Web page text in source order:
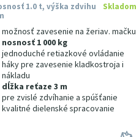
1.0 t, výška zdvihu
možnosť zavesenie na žeriav. mačku
nosnosť 1 000 kg
jednoduché retiazkové ovládanie
háky pre zavesenie kladkostroja i
nákladu
dĺžka reťaze 3 m
pre zvislé zdvíhanie a spúšťanie
kvalitné dielenské spracovanie
Skladom